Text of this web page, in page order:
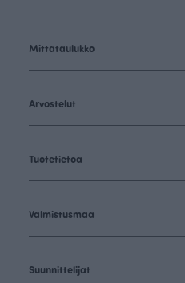
Mittataulukko
Arvostelut
Tuotetietoa
Valmistusmaa
Suunnittelijat